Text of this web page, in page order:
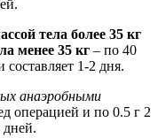
тела более 35 кг
менее 35 кг – по 40
1-2 дня.
анаэробными
операцией и по 0.5 г 2
дней.